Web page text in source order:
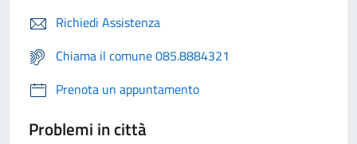
Richiedi Assistenza
Chiama il comune 085.8884321
Prenota un appuntamento
Problemi in città